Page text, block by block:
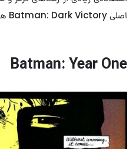
اصلی Batman: Dark Victory هستند.
Batman: Year One